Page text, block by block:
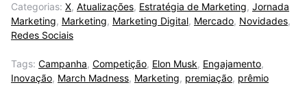
Categorias: X, Atualizações, Estratégia de Marketing, Jornada
Marketing, Marketing, Marketing Digital, Mercado, Novidades,
Redes Sociais
Tags: Campanha, Competição, Elon Musk, Engajamento,
Inovação, March Madness, Marketing, premiação, prêmio